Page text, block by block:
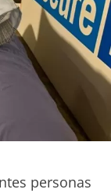
personas